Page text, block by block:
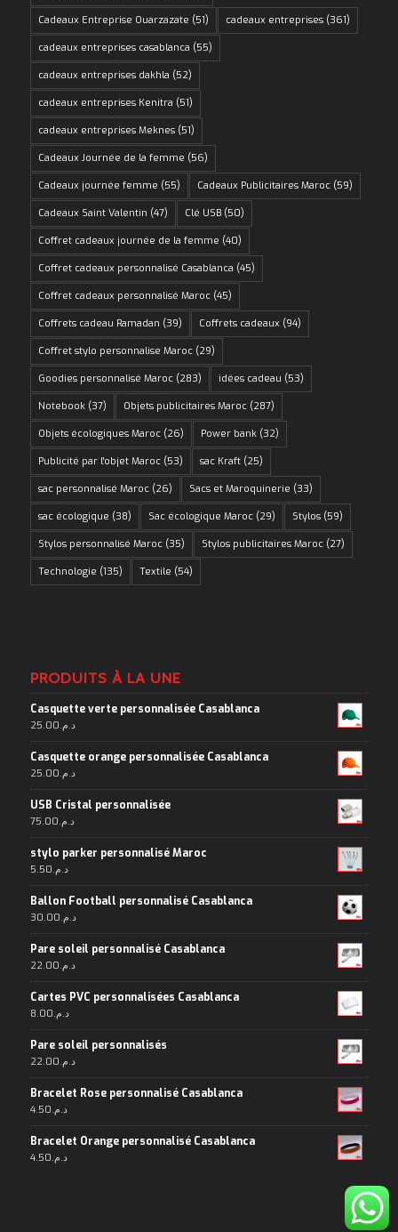
Cadeaux Entreprise Ouarzazate (51) cadeaux entreprises(361)
cadeaux entreprises casablanca (55)
cadeaux entreprises dakhla (52)
cadeaux entreprises Kenitra (51)
cadeaux entreprises Meknes(51)
Cadeaux Journée de la femme (56)
Cadeaux journée femme (55) Cadeaux Publicitaires Maroc(59)
Cadeaux Saint Valentin (47) Clé USB(50)
Coffret cadeaux journée de la femme (40)
Coffret cadeaux personnalisé Casablanca (45)
Coffret cadeaux personnalisé Maroc(45)
Coffrets cadeau Ramadan (39) Coffrets cadeaux (94)
Coffret stylo personnalise Maroc(29)
Goodies personnalisé Maroc(283) idées cadeau (53)
Notebook(37) Objets publicitaires Maroc(287)
Objets écologiques Maroc(26) Power bank(32)
Publicité par l'objet Maroc(53) sac Kraft(25)
sac personnalisé Maroc(26) Sacs et Maroquinerie (33)
sac écologique (38) Sac écologique Maroc(29) Stylos(59)
Stylos personnalisé Maroc(35) Stylos publicitaires Maroc(27)
Technologie (135) Textile (54)
PRODUITS À LA UNE
Casquette verte personnalisée Casablanca
د.م.25.00
Casquette orange personnalisée Casablanca
د.م.25.00
USB Cristal personnalisée
د.م.75.00
stylo parker personnalisé Maroc
د.م.5.50
Ballon Football personnalisé Casablanca
د.م.30.00
Pare soleil personnalisé Casablanca
د.م.22.00
Cartes PVC personnalisées Casablanca
د.م.8.00
Pare soleil personnalisés
د.م.22.00
Bracelet Rose personnalisé Casablanca
د.م.4.50
Bracelet Orange personnalisé Casablanca
د.م.4.50